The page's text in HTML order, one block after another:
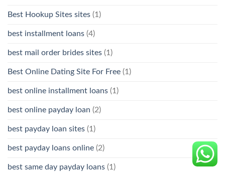
Best Hookup Sites sites (1)
best installment loans (4)
best mail order brides sites (1)
Best Online Dating Site For Free (1)
best online installment loans (1)
best online payday loan (2)
best payday loan sites (1)
best payday loans online (2)
best same day payday loans (1)